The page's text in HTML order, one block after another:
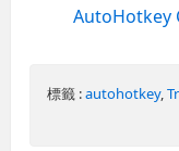
AutoHotkey
標籤 :autohotkey,